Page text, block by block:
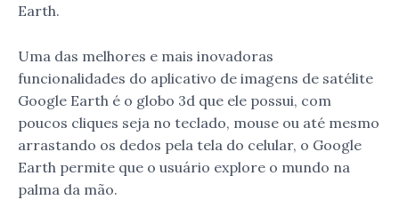
Earth.
Uma das melhores e mais inovadoras
funcionalidades do aplicativo de imagens de satélite
Google Earth é o globo 3d que ele possui, com
poucos cliques seja no teclado, mouse ou até mesmo
arrastando os dedos pela tela do celular, o Google
Earth permite que o usuário explore o mundo na
palma da mão.